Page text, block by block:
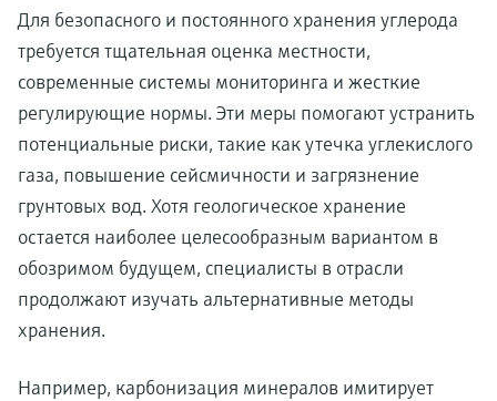
Для безопасного и постоянного хранения углерода
требуется тщательная оценка местности,
современные системы мониторинга и жесткие
регулирующие нормы. Эти меры помогают устранить
потенциальные риски, такие как утечка углекислого
газа, повышение сейсмичности и загрязнение
грунтовых вод. Хотя геологическое хранение
остается наиболее целесообразным вариантом в
обозримом будущем, специалисты в отрасли
продолжают изучать альтернативные методы
хранения.
Например, карбонизация минералов имитирует